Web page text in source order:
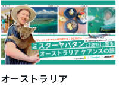
オーストラリア